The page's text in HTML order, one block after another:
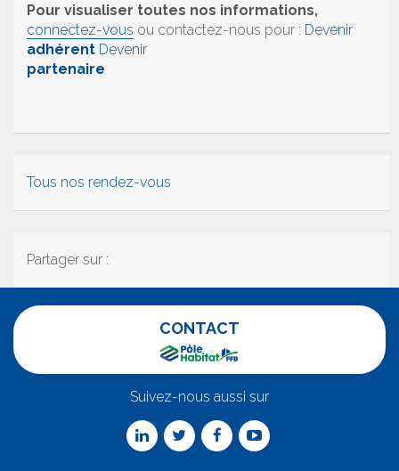
Pour visualiser toutes nos informations,
connectez-vous ou contactez-nous pour : Devenir
adhérent Devenir
partenaire
Tous nos rendez-vous
Partager sur :
CONTACT
Suivez-nous aussi sur